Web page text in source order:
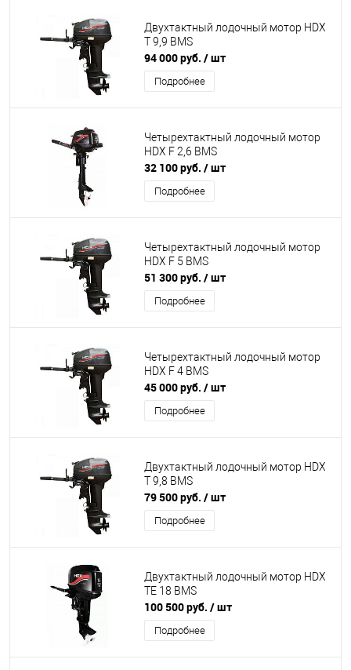
Двухтактный лодочный мотор HDX
T 9,9 BMS
94 000 руб. / шт
Подробнее
Четырехтактный лодочный мотор
HDX F 2,6 BMS
32 100 руб. / шт
Подробнее
Четырехтактный лодочный мотор
HDX F 5 BMS
51 300 руб. / шт
Подробнее
Четырехтактный лодочный мотор
HDX F 4 BMS
45 000 руб. / шт
Подробнее
Двухтактный лодочный мотор HDX
T 9,8 BMS
79 500 руб. / шт
Подробнее
Двухтактный лодочный мотор HDX
TE 18 BMS
100 500 руб. / шт
Подробнее